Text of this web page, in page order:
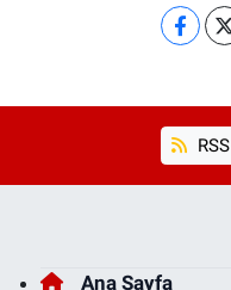
RSS
Ana Sayfa